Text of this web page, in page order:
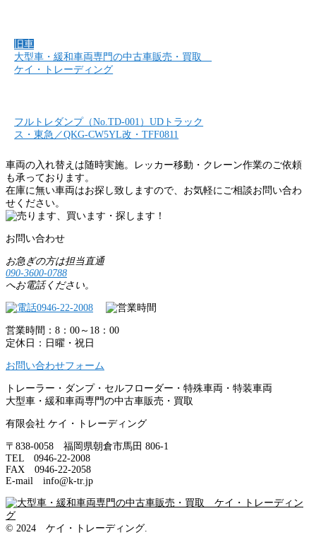
旧車
大型車・緩和車両専門の中古車販売・買取
ケイ・トレーディング
フルトレダンプ（No.TD-001）UDトラック
ス・東急／QKG-CW5YL改・TFF0811
車両の入れ替えは随時実施。レッカー移動・クレーン作業のご依頼
も承っております。
在庫に無い車両はお探し致しますので、お気軽にご相談お問い合わ
せください。
お問い合わせ
お急ぎの方は担当直通
090-3600-0788
へお電話ください。
営業時間：8：00～18：00
定休日：日曜・祝日
お問い合わせフォーム
トレーラー・ダンプ・セルフローダー・特殊車両・特装車両
大型車・緩和車両専門の中古車販売・買取
有限会社 ケイ・トレーディング
〒838-0058 福岡県朝倉市馬田 806-1
TEL 0946-22-2008
FAX 0946-22-2058
E-mail info@k-tr.jp
© 2024 ケイ・トレーディング.